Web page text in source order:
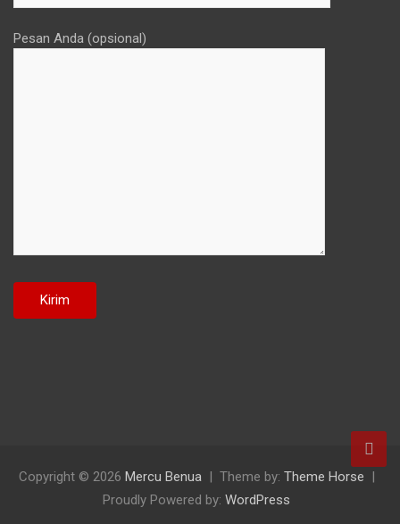
Pesan Anda (opsional)
Copyright © 2026 Mercu Benua Theme by: Theme Horse
Proudly Powered by: WordPress